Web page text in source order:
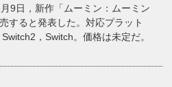
9日，新作「ムーミン：ムーミン
すると発表した。対応プラット
，Switch。価格は未定だ。